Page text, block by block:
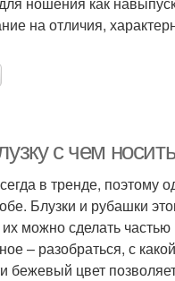
на отличия,
с чем
в тренде, поэтому
Блузки и рубашки
их можно сделать
– разобраться, с
бежевый цвет